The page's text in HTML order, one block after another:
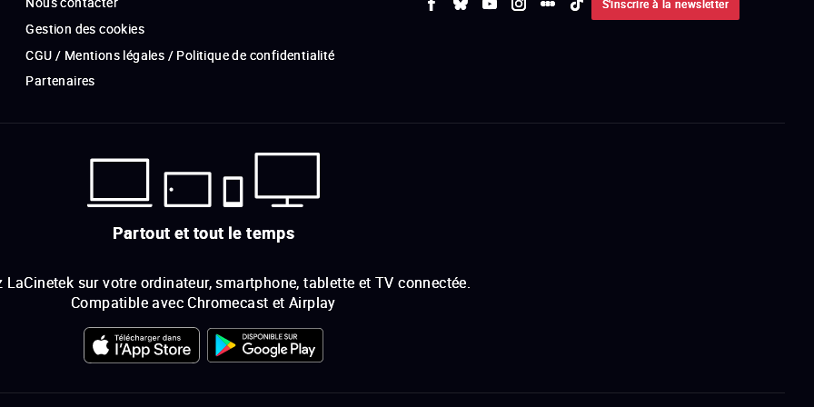
Gestion des cookies
CGU / Mentions légales / Politique de confidentialité
Partenaires
S'inscrire à la newsletter
Partout et tout le temps
LaCinetek sur votre ordinateur, smartphone, tablette et TV connectée.
Compatible avec Chromecast et Airplay